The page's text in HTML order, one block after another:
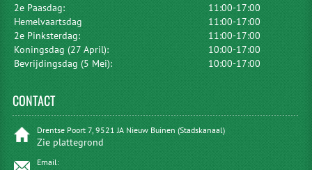
2e Paasdag:
11:00-17:00
Hemelvaartsdag
11:00-17:00
2e Pinksterdag:
11:00-17:00
Koningsdag (27 April):
10:00-17:00
Bevrijdingsdag (5 Mei):
10:00-17:00
CONTACT
Drentse Poort 7, 9521 JA Nieuw Buinen (Stadskanaal)
Zie plattegrond
Email: